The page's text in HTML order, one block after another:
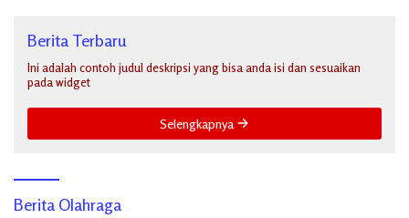
Berita Terbaru
Ini adalah contoh judul deskripsi yang bisa anda isi dan sesuaikan
pada widget
Selengkapnya
Berita Olahraga